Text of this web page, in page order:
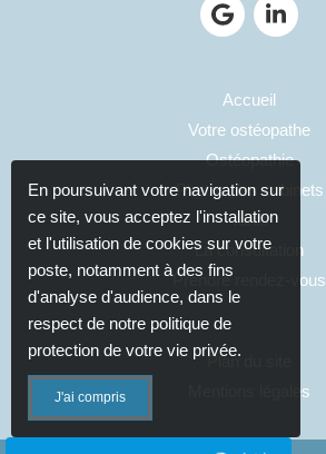
Accueil
Votre ostéopathe
Ostéopathie
Photos des cabinets
Tarifs
La consultation
Prendre rendez-vous
Plan du site
Mentions légales
En poursuivant votre navigation sur
ce site, vous acceptez l'installation
et l'utilisation de cookies sur votre
poste, notamment à des fins
d'analyse d'audience, dans le
respect de notre politique de
protection de votre vie privée.
J'ai compris